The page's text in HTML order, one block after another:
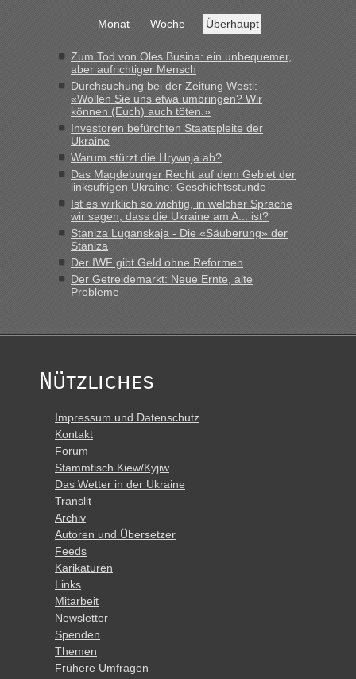
Berichte und Reisetipps • Re: An welchem
Grenzübergang zwischen Polen und der Ukraine geht es am
schnellsten?
„Bin am Montag 15.6.26 um 8 Uhr in Urgyniw ausgereist,
das erste Mal an einem Montagmorgen ca. 15 Fahrzeuge
vor mir, bin sonst der Erste oder Zweite, egal, nach ca 20
Minuten wurde dann die nächste Welle...“
Berichte und Reisetipps • Re: An welchem
Grenzübergang zwischen Polen und der Ukraine geht es am
schnellsten?
„Derzeit, ist es überall sehr voll an den Grenzen Ukraine/
Polen. Zb. Krakovets 100 PKW ca. 10 h Wartezeit. Wollen
Montag rüber, versuchen es sehr früh.“
Monat Woche Überhaupt
Zum Tod von Oles Busina: ein unbequemer,
aber aufrichtiger Mensch
Durchsuchung bei der Zeitung Westi:
«Wollen Sie uns etwa umbringen? Wir
können (Euch) auch töten.»
Investoren befürchten Staatspleite der
Ukraine
Warum stürzt die Hrywnja ab?
Das Magdeburger Recht auf dem Gebiet der
linksufrigen Ukraine: Geschichtsstunde
Ist es wirklich so wichtig, in welcher Sprache
wir sagen, dass die Ukraine am A... ist?
Staniza Luganskaja - Die «Säuberung» der
Staniza
Der IWF gibt Geld ohne Reformen
Der Getreidemarkt: Neue Ernte, alte
Probleme
Nützliches
Impressum und Datenschutz
Kontakt
Forum
Stammtisch Kiew/Kyjiw
Das Wetter in der Ukraine
Translit
Archiv
Autoren und Übersetzer
Feeds
Karikaturen
Links
Mitarbeit
Newsletter
Spenden
Themen
Frühere Umfragen